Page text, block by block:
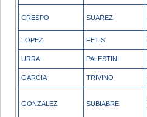
CRESPO SUAREZ
LOPEZ FETIS
URRA PALESTINI
GARCIA TRIVINO
GONZALEZ SUBIABRE